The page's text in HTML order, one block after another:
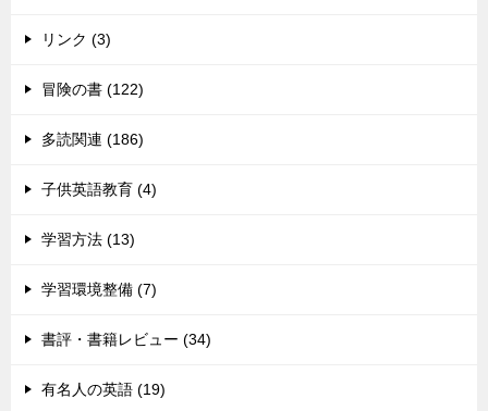
リンク (3)
冒険の書 (122)
多読関連 (186)
子供英語教育 (4)
学習方法 (13)
学習環境整備 (7)
書評・書籍レビュー (34)
有名人の英語 (19)